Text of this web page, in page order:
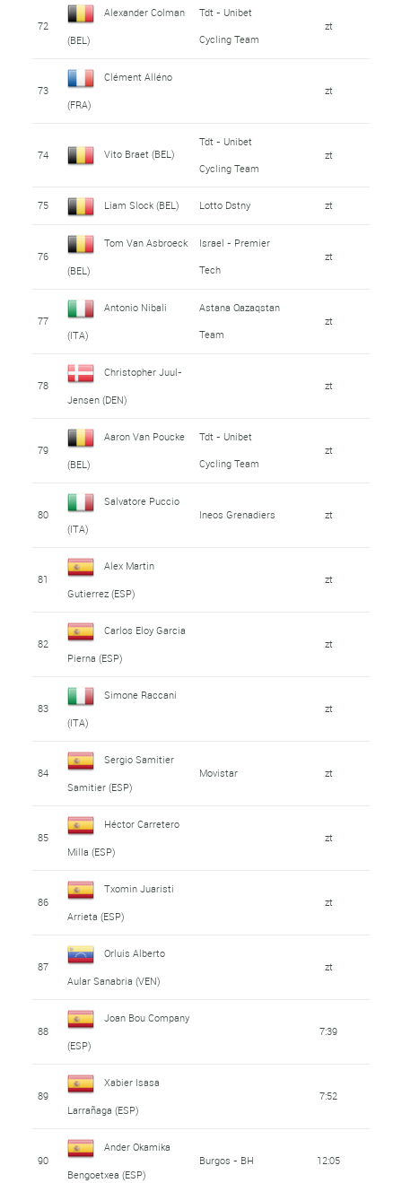
72
Alexander Colman
(BEL)
Tdt - Unibet
Cycling Team
zt
73
Clément Alléno
(FRA)
zt
74 Vito Braet (BEL)
Tdt - Unibet
Cycling Team
zt
75 Liam Slock (BEL) Lotto Dstny zt
76
Tom Van Asbroeck
(BEL)
Israel - Premier
Tech
zt
77
Antonio Nibali
(ITA)
Astana Qazaqstan
Team
zt
78
Christopher Juul-
Jensen (DEN)
zt
79
Aaron Van Poucke
(BEL)
Tdt - Unibet
Cycling Team
zt
80
Salvatore Puccio
(ITA)
Ineos Grenadiers zt
81
Alex Martin
Gutierrez (ESP)
zt
82
Carlos Eloy Garcia
Pierna (ESP)
zt
83
Simone Raccani
(ITA)
zt
84
Sergio Samitier
Samitier (ESP)
Movistar zt
85
Héctor Carretero
Milla (ESP)
zt
86
Txomin Juaristi
Arrieta (ESP)
zt
87
Orluis Alberto
Aular Sanabria (VEN)
zt
88
Joan Bou Company
(ESP)
7:39
89
Xabier Isasa
Larrañaga (ESP)
7:52
90
Ander Okamika
Bengoetxea (ESP)
Burgos - BH 12:05